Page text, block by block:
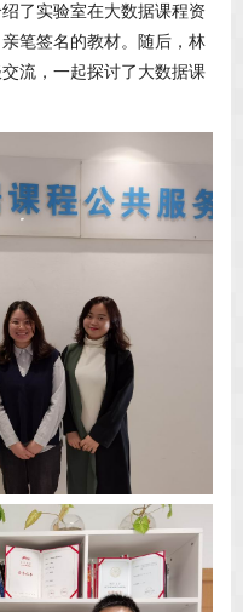
了实验室在大数据课程资
笔签名的教材。随后，林
流，一起探讨了大数据课